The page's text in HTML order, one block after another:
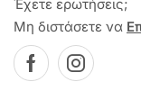
Έχετε ερωτήσεις;
Μη διστάσετε να